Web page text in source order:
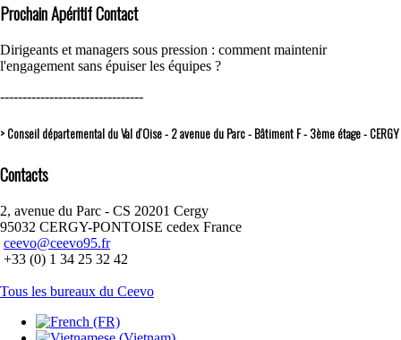
Prochain Apéritif Contact
Dirigeants et managers sous pression : comment maintenir
l'engagement sans épuiser les équipes ?
--------------------------------
> Conseil départemental du Val d’Oise - 2 avenue du Parc - Bâtiment F - 3ème étage - CERGY
Contacts
2, avenue du Parc - CS 20201 Cergy
95032 CERGY-PONTOISE cedex France
ceevo@ceevo95.fr
+33 (0) 1 34 25 32 42
Tous les bureaux du Ceevo